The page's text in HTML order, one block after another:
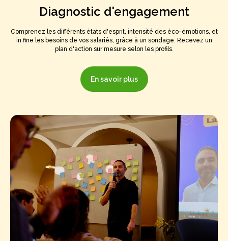
Diagnostic d'engagement
Comprenez les différents états d'esprit, intensité des éco-émotions, et
in fine les besoins de vos salariés, grâce à un sondage. Recevez un
plan d'action sur mesure selon les profils.
En savoir plus